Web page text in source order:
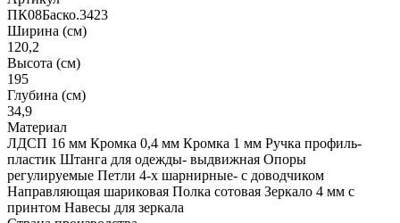
ПК08Баско.3423
Ширина (см)
120,2
Высота (см)
195
Глубина (см)
34,9
Материал
ЛДСП 16 мм Кромка 0,4 мм Кромка 1 мм Ручка профиль-
пластик Штанга для одежды- выдвижная Опоры
регулируемые Петли 4-х шарнирные- с доводчиком
Направляющая шариковая Полка сотовая Зеркало 4 мм с
принтом Навесы для зеркала